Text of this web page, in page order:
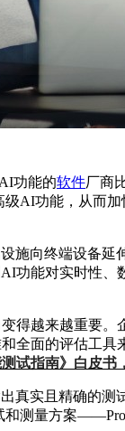
功能的软件厂商
AI功能，从而
施向终端设备延
功能对实时性
得越来越重要
全面的评估工
试指南》白皮
真实且精确的
和测量方案